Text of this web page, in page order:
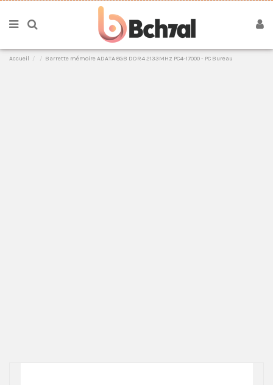
Accueil Barrette mémoire ADATA 8GB DDR4 2133MHz PC4-17000 - PC Bureau